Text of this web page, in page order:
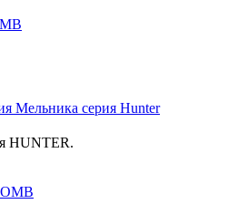
Мельника серия Hunter
HUNTER.